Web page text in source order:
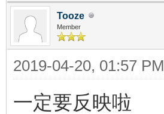
Tooze
Member
2019-04-20, 01:57 PM
一定要反映啦